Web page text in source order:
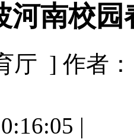
河南校
厅 ] 作者：
|